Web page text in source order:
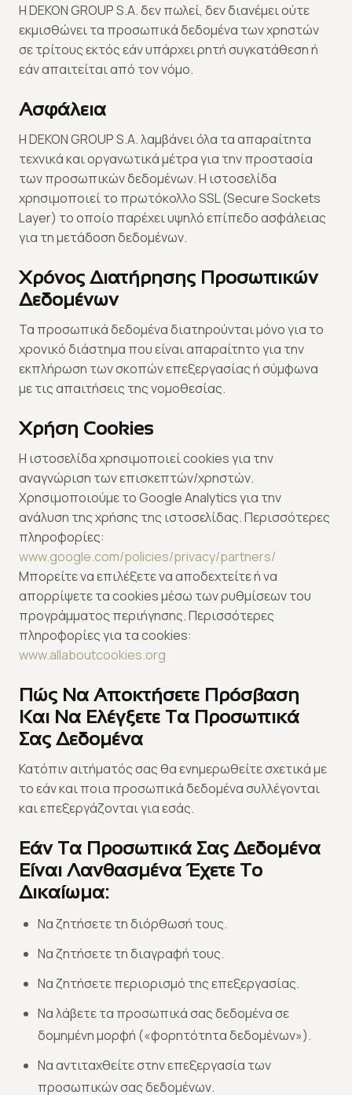
Η DEKON GROUP S.A. δεν πωλεί, δεν διανέμει ούτε
εκμισθώνει τα προσωπικά δεδομένα των χρηστών
σε τρίτους εκτός εάν υπάρχει ρητή συγκατάθεση ή
εάν απαιτείται από τον νόμο.
Ασφάλεια
Η DEKON GROUP S.A. λαμβάνει όλα τα απαραίτητα
τεχνικά και οργανωτικά μέτρα για την προστασία
των προσωπικών δεδομένων. Η ιστοσελίδα
χρησιμοποιεί το πρωτόκολλο SSL (Secure Sockets
Layer) το οποίο παρέχει υψηλό επίπεδο ασφάλειας
για τη μετάδοση δεδομένων.
Χρόνος Διατήρησης Προσωπικών
Δεδομένων
Τα προσωπικά δεδομένα διατηρούνται μόνο για το
χρονικό διάστημα που είναι απαραίτητο για την
εκπλήρωση των σκοπών επεξεργασίας ή σύμφωνα
με τις απαιτήσεις της νομοθεσίας.
Χρήση Cookies
Η ιστοσελίδα χρησιμοποιεί cookies για την
αναγνώριση των επισκεπτών/χρηστών.
Χρησιμοποιούμε το Google Analytics για την
ανάλυση της χρήσης της ιστοσελίδας. Περισσότερες
πληροφορίες:
www.google.com/policies/privacy/partners/
Μπορείτε να επιλέξετε να αποδεχτείτε ή να
απορρίψετε τα cookies μέσω των ρυθμίσεων του
προγράμματος περιήγησης. Περισσότερες
πληροφορίες για τα cookies:
www.allaboutcookies.org
Πώς Να Αποκτήσετε Πρόσβαση
Και Να Ελέγξετε Τα Προσωπικά
Σας Δεδομένα
Κατόπιν αιτήματός σας θα ενημερωθείτε σχετικά με
το εάν και ποια προσωπικά δεδομένα συλλέγονται
και επεξεργάζονται για εσάς.
Εάν Τα Προσωπικά Σας Δεδομένα
Είναι Λανθασμένα Έχετε Το
Δικαίωμα:
Να ζητήσετε τη διόρθωσή τους.
Να ζητήσετε τη διαγραφή τους.
Να ζητήσετε περιορισμό της επεξεργασίας.
Να λάβετε τα προσωπικά σας δεδομένα σε
δομημένη μορφή («φορητότητα δεδομένων»).
Να αντιταχθείτε στην επεξεργασία των
προσωπικών σας δεδομένων.